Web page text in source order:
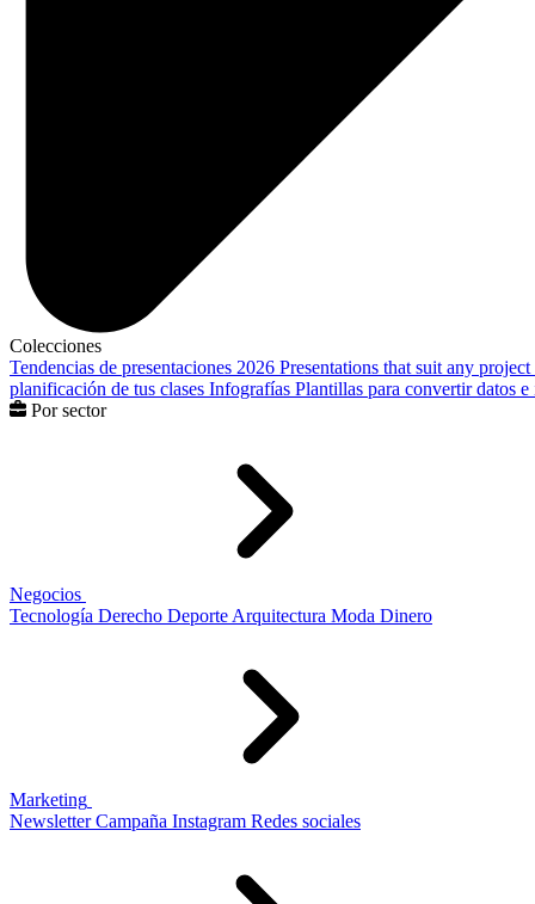
Colecciones
Tendencias de presentaciones 2026 Presentations that suit any project
planificación de tus clases Infografías Plantillas para convertir datos
Por sector
Negocios
Tecnología Derecho Deporte Arquitectura Moda Dinero
Marketing
Newsletter Campaña Instagram Redes sociales